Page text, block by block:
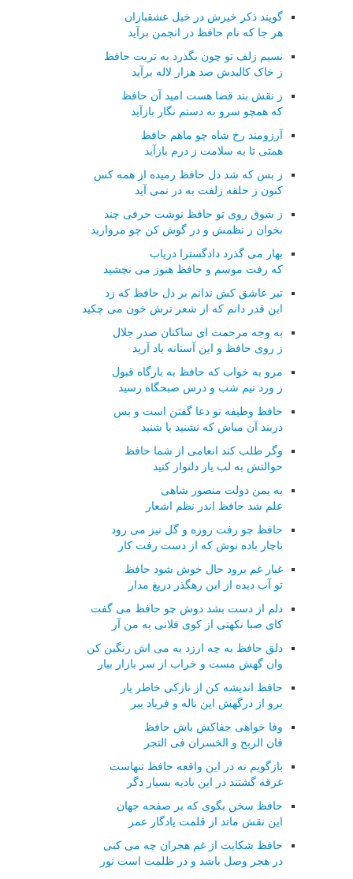
گویند ذکر خیرش در خیل عشقبازان
هر جا که نام حافظ در انجمن برآید
نسیم زلف تو چون بگذرد به تربت حافظ
ز خاک کالبدش صد هزار لاله برآید
ز نقش بند قضا هست امید آن حافظ
که همچو سرو به دستم نگار بازآید
آرزومند رخ شاه چو ماهم حافظ
همتی تا به سلامت ز درم بازآید
ز بس که شد دل حافظ رمیده از همه کس
کنون ز حلقه زلفت به در نمی آید
ز شوق روی تو حافظ نوشت حرفی چند
بخوان ز نظمش و در گوش کن چو مروارید
بهار می گذرد دادگسترا دریاب
که رفت موسم و حافظ هنوز می نچشید
تیر عاشق کش ندانم بر دل حافظ که زد
این قدر دانم که از شعر ترش خون می چکید
به وجه مرحمت ای ساکنان صدر جلال
ز روی حافظ و این آستانه یاد آرید
مرو به خواب که حافظ به بارگاه قبول
ز ورد نیم شب و درس صبحگاه رسید
حافظ وظیفه تو دعا گفتن است و بس
دربند آن مباش که نشنید یا شنید
وگر طلب کند انعامی از شما حافظ
حوالتش به لب یار دلنواز کنید
به یمن دولت منصور شاهی
علم شد حافظ اندر نظم اشعار
حافظ چو رفت روزه و گل نیز می رود
ناچار باده نوش که از دست رفت کار
غبار غم برود حال خوش شود حافظ
تو آب دیده از این رهگذر دریغ مدار
دلم از دست بشد دوش چو حافظ می گفت
کای صبا نکهتی از کوی فلانی به من آر
دلق حافظ به چه ارزد به می اش رنگین کن
وان گهش مست و خراب از سر بازار بیار
حافظ اندیشه کن از نازکی خاطر یار
برو از درگهش این ناله و فریاد ببر
وفا خواهی جفاکش باش حافظ
فان الربح و الخسران فی التجر
بازگویم نه در این واقعه حافظ تنهاست
غرقه گشتند در این بادیه بسیار دگر
حافظ سخن بگوی که بر صفحه جهان
این نقش ماند از قلمت یادگار عمر
حافظ شکایت از غم هجران چه می کنی
در هجر وصل باشد و در ظلمت است نور